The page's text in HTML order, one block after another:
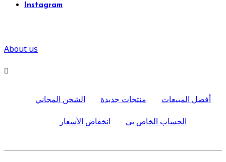
Instagram
About us

الشحن المجاني منتجات جديدة
أفضل المبيعات
انخفاض الأسعار
الحساب الخاص بي